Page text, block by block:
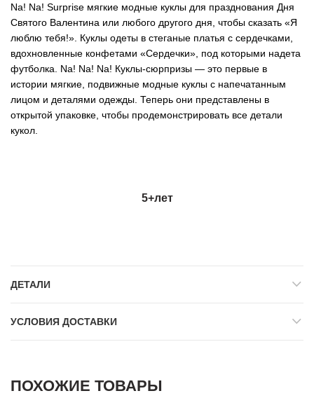
Nа! Na! Surprise мягкие модные куклы для празднования Дня
Святого Валентина или любого другого дня, чтобы сказать «Я
люблю тебя!». Куклы одеты в стеганые платья с сердечками,
вдохновленные конфетами «Сердечки», под которыми надета
футболка. Nа! Nа! Na! Куклы-сюрпризы — это первые в
истории мягкие, подвижные модные куклы с напечатанным
лицом и деталями одежды. Теперь они представлены в
открытой упаковке, чтобы продемонстрировать все детали
кукол.
5+лет
ДЕТАЛИ
УСЛОВИЯ ДОСТАВКИ
ПОХОЖИЕ ТОВАРЫ